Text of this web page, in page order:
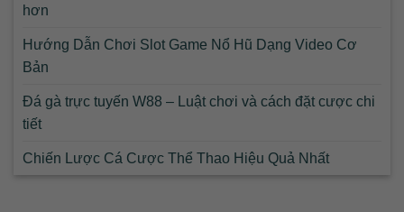
hơn
Hướng Dẫn Chơi Slot Game Nổ Hũ Dạng Video Cơ
Bản
Đá gà trực tuyến W88 – Luật chơi và cách đặt cược chi
tiết
Chiến Lược Cá Cược Thể Thao Hiệu Quả Nhất